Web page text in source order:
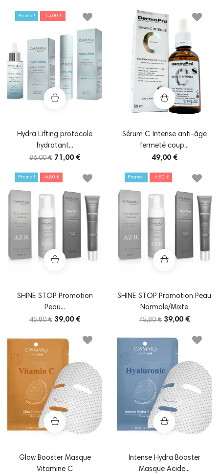
Promo ! -15,00 €
Hydra Lifting protocole
hydratant...
86,00 € 71,00 €
Sérum C Intense anti-âge
fermeté coup...
49,00 €
Promo ! -6,80 €
SHINE STOP Promotion
Peau...
45,80 € 39,00 €
Promo ! -6,80 €
SHINE STOP Promotion Peau
Normale/Mixte
45,80 € 39,00 €
Glow Booster Masque
Vitamine C
Intense Hydra Booster
Masque Acide...